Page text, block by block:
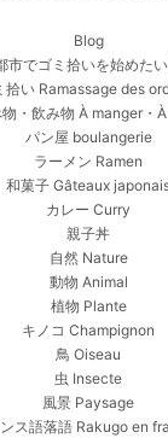
Blog
市でゴミ拾いを始めた
拾い Ramassage des
・飲み物 À manger・
パン屋 boulangerie
ラーメン Ramen
和菓子 Gâteaux
カレー Curry
親子丼
自然 Nature
動物 Animal
植物 Plante
キノコ Champignon
鳥 Oiseau
虫 Insecte
風景 Paysage
ス語落語 Rakugo en